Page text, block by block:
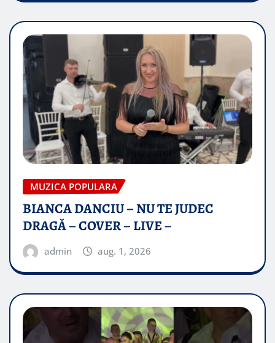
MUZICA POPULARA
BIANCA DANCIU – NU TE JUDEC
DRAGĂ – COVER – LIVE –
admin aug. 1, 2026